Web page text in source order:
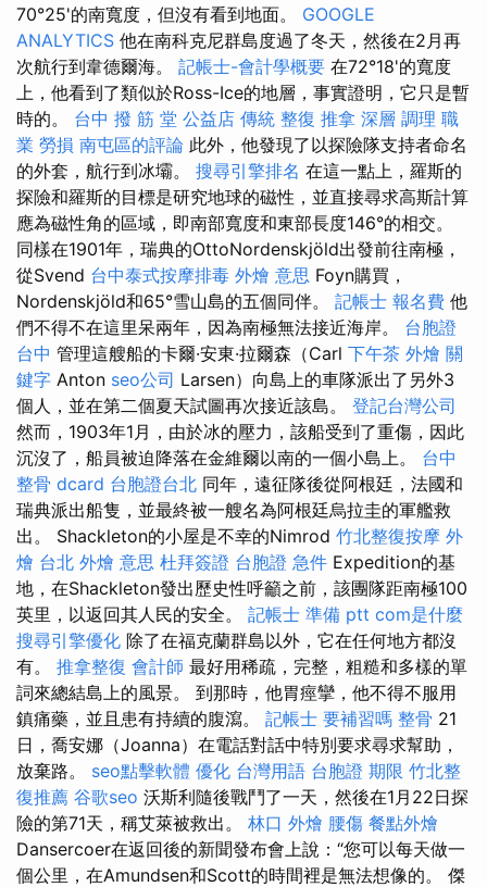
70°25'的南寬度，但沒有看到地面。 GOOGLE
ANALYTICS 他在南科克尼群島度過了冬天，然後在2月再
次航行到韋德爾海。 記帳士-會計學概要 在72°18'的寬度
上，他看到了類似於Ross-Ice的地層，事實證明，它只是暫
時的。 台中 撥 筋 堂 公益店 傳統 整復 推拿 深層 調理 職
業 勞損 南屯區的評論 此外，他發現了以探險隊支持者命名
的外套，航行到冰壩。 搜尋引擎排名 在這一點上，羅斯的
探險和羅斯的目標是研究地球的磁性，並直接尋求高斯計算
應為磁性角的區域，即南部寬度和東部長度146°的相交。
同樣在1901年，瑞典的OttoNordenskjöld出發前往南極，
從Svend 台中泰式按摩排毒 外燴 意思 Foyn購買，
Nordenskjöld和65°雪山島的五個同伴。 記帳士 報名費 他
們不得不在這里呆兩年，因為南極無法接近海岸。 台胞證
台中 管理這艘船的卡爾·安東·拉爾森（Carl 下午茶 外燴 關
鍵字 Anton seo公司 Larsen）向島上的車隊派出了另外3
個人，並在第二個夏天試圖再次接近該島。 登記台灣公司
然而，1903年1月，由於冰的壓力，該船受到了重傷，因此
沉沒了，船員被迫降落在金維爾以南的一個小島上。 台中
整骨 dcard 台胞證台北 同年，遠征隊後從阿根廷，法國和
瑞典派出船隻，並最終被一艘名為阿根廷烏拉圭的軍艦救
出。 Shackleton的小屋是不幸的Nimrod 竹北整復按摩 外
燴 台北 外燴 意思 杜拜簽證 台胞證 急件 Expedition的基
地，在Shackleton發出歷史性呼籲之前，該團隊距南極100
英里，以返回其人民的安全。 記帳士 準備 ptt com是什麼
搜尋引擎優化 除了在福克蘭群島以外，它在任何地方都沒
有。 推拿整復 會計師 最好用稀疏，完整，粗糙和多樣的單
詞來總結島上的風景。 到那時，他胃痙攣，他不得不服用
鎮痛藥，並且患有持續的腹瀉。 記帳士 要補習嗎 整骨 21
日，喬安娜（Joanna）在電話對話中特別要求尋求幫助，
放棄路。 seo點擊軟體 優化 台灣用語 台胞證 期限 竹北整
復推薦 谷歌seo 沃斯利隨後戰鬥了一天，然後在1月22日探
險的第71天，稱艾萊被救出。 林口 外燴 腰傷 餐點外燴
Dansercoer在返回後的新聞發布會上說：“您可以每天做一
個公里，在Amundsen和Scott的時間裡是無法想像的。 傑